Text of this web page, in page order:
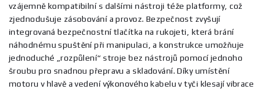
vzájemně kompatibilní s dalšími nástroji téže platformy, což
zjednodušuje zásobování a provoz. Bezpečnost zvyšují
integrovaná bezpečnostní tlačítka na rukojeti, která brání
náhodnému spuštění při manipulaci, a konstrukce umožňuje
jednoduché „rozpůlení“ stroje bez nástrojů pomocí jednoho
šroubu pro snadnou přepravu a skladování. Díky umístění
motoru v hlavě a vedení výkonového kabelu v tyči klesají vibrace